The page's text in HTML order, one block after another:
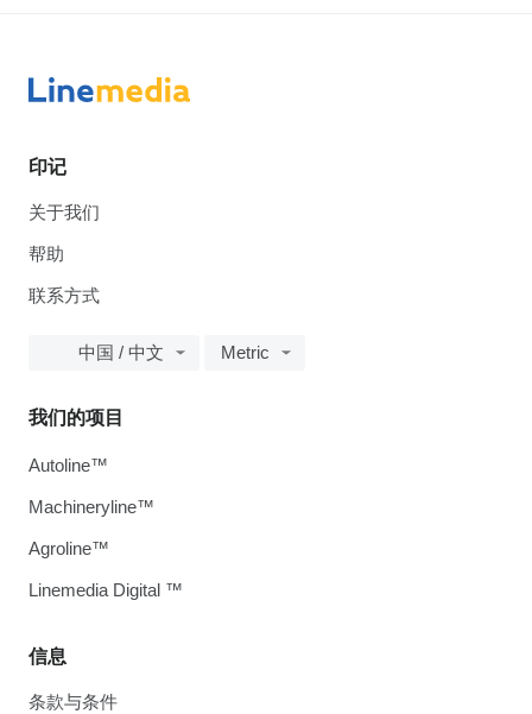
印记
关于我们
帮助
联系方式
中国 / 中文 Metric
信息
条款与条件
我们的项目
Autoline™
Machineryline™
Agroline™
Linemedia Digital ™